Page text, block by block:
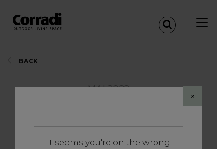
×
It seems you're on the wrong
BACK
MAI 2022
Approfondissements